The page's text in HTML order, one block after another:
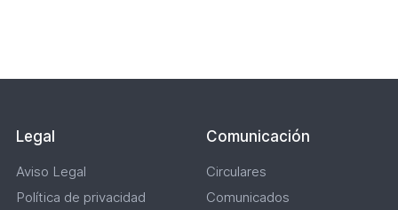
Legal
Aviso Legal
Política de privacidad
Comunicación
Circulares
Comunicados